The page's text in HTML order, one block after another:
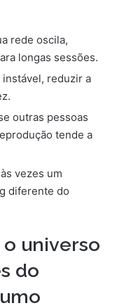
rede oscila,
longas sessões.
instável, reduzir a
outras pessoas
tende a
às vezes um
diferente do
universo
do